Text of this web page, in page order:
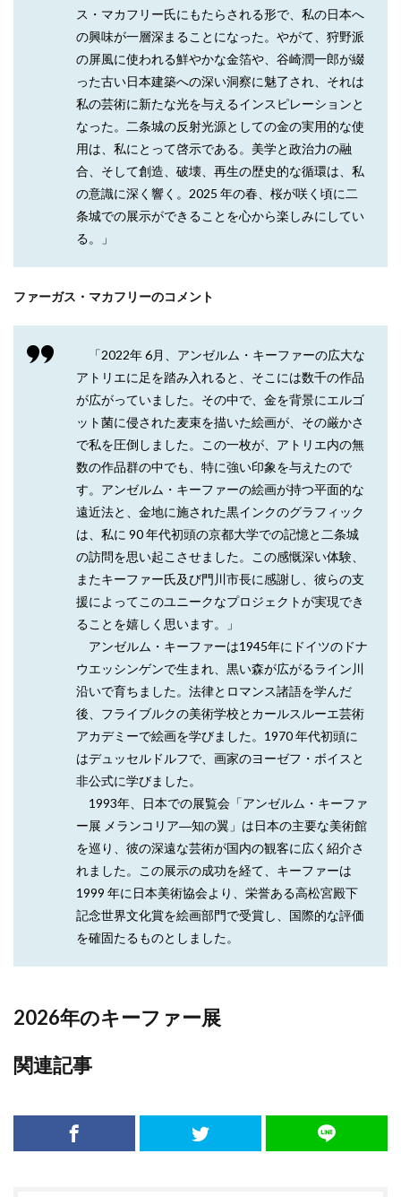
ス・マカフリー氏にもたらされる形で、私の日本へ
の興味が一層深まることになった。やがて、狩野派
の屏風に使われる鮮やかな金箔や、谷崎潤一郎が綴
った古い日本建築への深い洞察に魅了され、それは
私の芸術に新たな光を与えるインスピレーションと
なった。二条城の反射光源としての金の実用的な使
用は、私にとって啓示である。美学と政治力の融
合、そして創造、破壊、再生の歴史的な循環は、私
の意識に深く響く。2025 年の春、桜が咲く頃に二
条城での展示ができることを心から楽しみにしてい
る。」
ファーガス・マカフリーのコメント
「2022年 6月、アンゼルム・キーファーの広大な
アトリエに足を踏み入れると、そこには数千の作品
が広がっていました。その中で、金を背景にエルゴ
ット菌に侵された麦束を描いた絵画が、その厳かさ
で私を圧倒しました。この一枚が、アトリエ内の無
数の作品群の中でも、特に強い印象を与えたので
す。アンゼルム・キーファーの絵画が持つ平面的な
遠近法と、金地に施された黒インクのグラフィック
は、私に 90 年代初頭の京都大学での記憶と二条城
の訪問を思い起こさせました。この感慨深い体験、
またキーファー氏及び門川市⾧に感謝し、彼らの支
援によってこのユニークなプロジェクトが実現でき
ることを嬉しく思います。」
アンゼルム・キーファーは1945年にドイツのドナ
ウエッシンゲンで生まれ、黒い森が広がるライン川
沿いで育ちました。法律とロマンス諸語を学んだ
後、フライブルクの美術学校とカールスルーエ芸術
アカデミーで絵画を学びました。1970 年代初頭に
はデュッセルドルフで、画家のヨーゼフ・ボイスと
非公式に学びました。
1993年、日本での展覧会「アンゼルム・キーファ
ー展 メランコリア―知の翼」は日本の主要な美術館
を巡り、彼の深遠な芸術が国内の観客に広く紹介さ
れました。この展示の成功を経て、キーファーは
1999 年に日本美術協会より、栄誉ある高松宮殿下
記念世界文化賞を絵画部門で受賞し、国際的な評価
を確固たるものとしました。
2026年のキーファー展
関連記事